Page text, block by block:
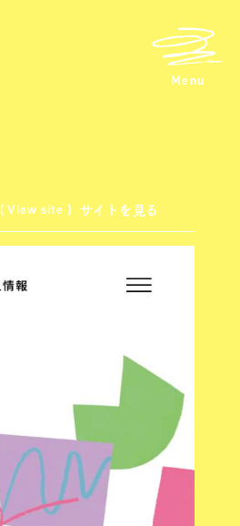
メニュ
Menu
サイトを見る
( View site )